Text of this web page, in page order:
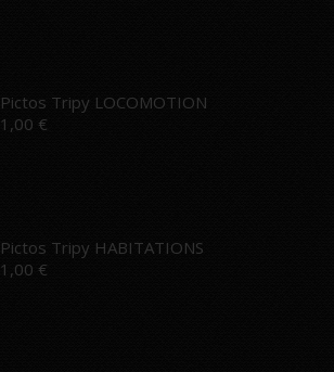
Pictos Tripy LOCOMOTION
1,00 €
Pictos Tripy HABITATIONS
1,00 €